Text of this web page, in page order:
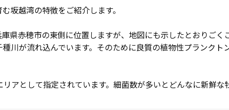
坂越湾の特徴をご紹介します。
県赤穂市の東側に位置しますが、地図にも示したとおりごく
川が流れ込んでいます。そのために良質の植物性プランクト
アとして指定されています。細菌数が多いとどんなに新鮮な